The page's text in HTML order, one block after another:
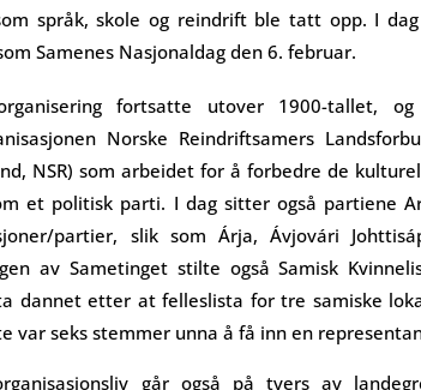
språk, skole og reindrift ble tatt opp. I
Samenes Nasjonaldag den 6. februar.
fortsatte utover 1900-tallet,
Norske Reindriftsamers
NSR) som arbeidet for å forbedre de
et politisk parti. I dag sitter også partiene
partier, slik som Árja, Ávjovári
av Sametinget stilte også Samisk
dannet etter at felleslista for tre samiske
var seks stemmer unna å få inn en
går også på tvers av